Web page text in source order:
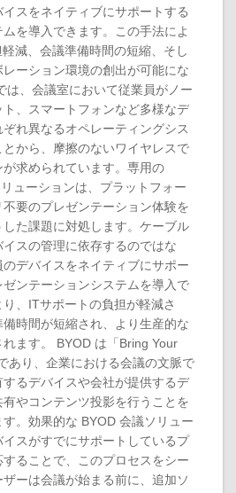
スをネイティブにサポートする
を導入できます。この手法によ
減、会議準備時間の短縮、そし
ーション環境の創出が可能にな
は、会議室において従業員がノー
ト、スマートフォンなど多様なデ
れ異なるオペレーティングシス
から、摩擦のないワイヤレスで
求められています。専用の
ューションは、プラットフォー
要のプレゼンテーション体験を
た課題に対処します。ケーブル
スの管理に依存するのではな
デバイスをネイティブにサポー
ゼンテーションシステムを導入で
、ITサポートの負担が軽減さ
時間が短縮され、より生産的な
ます。 BYOD は「Bring Your
あり、企業における会議の文脈で
るデバイスや会社が提供するデ
やコンテンツ投影を行うことを
。効果的な BYOD 会議ソリュー
スがすでにサポートしているプ
ることで、このプロセスをシー
ーは会議が始まる前に、追加ソ